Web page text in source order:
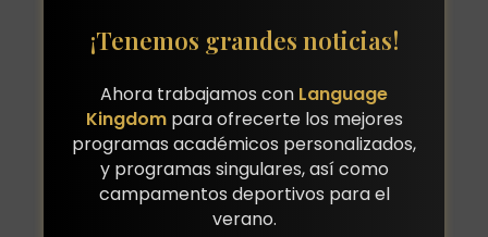
Servicios y Tarifas Programas de Verano
Programas de inmersión lingüística
Cursos de idiomas combinados con una actividad
Cursos preparación exámenes oficiales
Programas pre-college y de enriquecimiento
¡Tenemos grandes noticias!
Ahora trabajamos con Language
Kingdompara ofrecerte los mejores
programas académicos personalizados,
y programas singulares, así como
campamentos deportivos para el
verano.